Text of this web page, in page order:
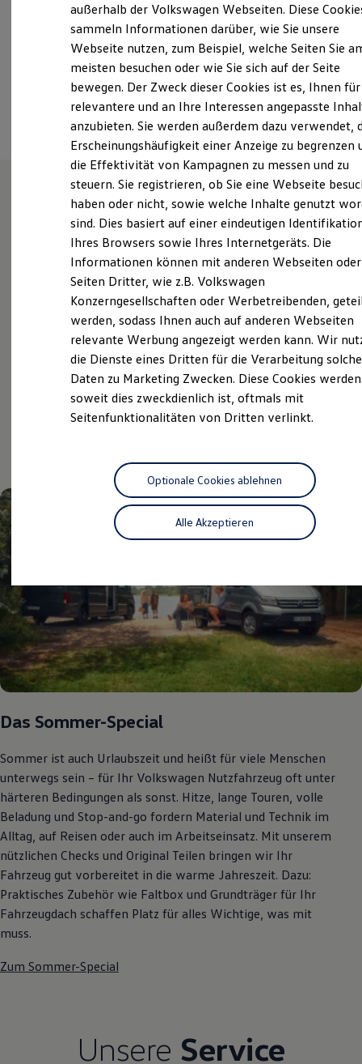
Economy Service
Räder & Reifen Service
Ersatzfahrzeuge
Notdienst und Pannenhilfe
Software, Konnektivität & Apps
California App
VW Connect für Ihren ID. Buzz
VW Connect für Ihren Transporter/Caravelle
VW Connect für Ihren Amarok
VW Connect für andere Modelle
Connect Pro
Fleet Interface Data
Multistop Pathfinder
Übersicht Software Updates
Hilfreiches für Besitzer
Fahrerassistenz- und Sicherheitssysteme
Kontrollleuchten
Kurzfahrprofile und Ölverdünnung
Batterieverordnung
XTL-Dieselkraftstoff
Ersatzteile und Betriebsflüssigkeiten
Original Zubehör und Lifestyle Produkte
myVolkswagen Business
Elektrisch & Autonom
Elektro - & Hybridfahrzeuge
Klimafreundlicher Strom
Ladezeitensimulator
Ladelösungen für Privatkunden
Ladelösungen für Gewerbekunden
Wallbox und Ladekabel
Bidirektionales Laden
Förderung & Kosten der Elektrofahrzeuge
Kostensimulator
Autonomes Fahren
Mehr zum ID. Buzz
Online Beratung
California Welt
California Club
California Magazin & Ratgeber
Vanlife
Routen & Reisen
California Reisen & Erlebnisse
California Lifestyle & Zubehör
Übernachten im California
Marke
Unternehmen
Karriere
Karriere im Unternehmen
Karriere im Autohaus
Nachhaltigkeit
Kunden
Gesellschaft
Natur
Events
Bulli Magazin
Fahrzeugabholung ab Werk
+49 9277 567
Ansprechpartner
Termin vereinbaren
Unsere Leistungenim
Überblick
Service
Volkswagen Economy
Service
Aktuelle Highlights
Das Sommer-Special
Sommer ist auch Urlaubszeit und heißt für viele Menschen
unterwegs sein – für Ihr Volkswagen Nutzfahrzeug oft unter
härteren Bedingungen als sonst. Hitze, lange Touren, volle
Beladung und Stop-and-go fordern Material und Technik im
Alltag, auf Reisen oder auch im Arbeitseinsatz. Mit unserem
nützlichen Checks und Original Teilen bringen wir Ihr
Fahrzeug gut vorbereitet in die warme Jahreszeit. Dazu:
Praktisches Zubehör wie Faltbox und Grundträger für Ihr
Fahrzeugdach schaffen Platz für alles Wichtige, was mit
muss.
Zum Sommer-Special
Unsere Service
außerhalb der Volkswagen Webseiten. Diese
sammeln Informationen darüber, wie Sie unsere
Webseite nutzen, zum Beispiel, welche Seiten Sie
meisten besuchen oder wie Sie sich auf der Seite
bewegen. Der Zweck dieser Cookies ist es, Ihnen für
relevantere und an Ihre Interessen angepasste
anzubieten. Sie werden außerdem dazu verwendet,
Erscheinungshäufigkeit einer Anzeige zu begrenzen
die Effektivität von Kampagnen zu messen und zu
steuern. Sie registrieren, ob Sie eine Webseite
haben oder nicht, sowie welche Inhalte genutzt
sind. Dies basiert auf einer eindeutigen
Ihres Browsers sowie Ihres Internetgeräts. Die
Informationen können mit anderen Webseiten oder
Seiten Dritter, wie z.B. Volkswagen
Konzerngesellschaften oder Werbetreibenden,
werden, sodass Ihnen auch auf anderen Webseiten
relevante Werbung angezeigt werden kann. Wir
die Dienste eines Dritten für die Verarbeitung
Daten zu Marketing Zwecken. Diese Cookies
soweit dies zweckdienlich ist, oftmals mit
Seitenfunktionalitäten von Dritten verlinkt.
Alle Akzeptieren
Optionale Cookies ablehnen